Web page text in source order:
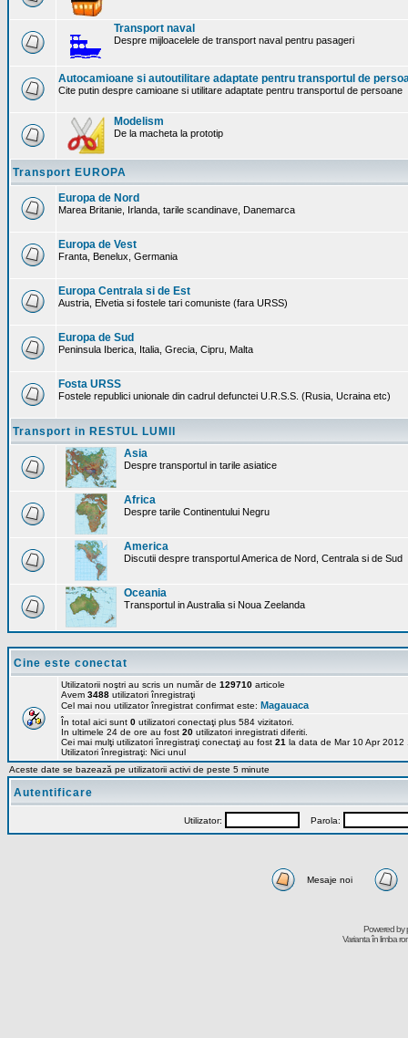
Transport naval
Despre mijloacelele de transport naval pentru pasageri
Autocamioane si autoutilitare adaptate pentru transportul de
Cite putin despre camioane si utilitare adaptate pentru transportul de persoane
Modelism
De la macheta la prototip
Transport EUROPA
Europa de Nord
Marea Britanie, Irlanda, tarile scandinave, Danemarca
Europa de Vest
Franta, Benelux, Germania
Europa Centrala si de Est
Austria, Elvetia si fostele tari comuniste (fara URSS)
Europa de Sud
Peninsula Iberica, Italia, Grecia, Cipru, Malta
Fosta URSS
Fostele republici unionale din cadrul defunctei U.R.S.S. (Rusia, Ucraina etc)
Transport in RESTUL LUMII
Asia
Despre transportul in tarile asiatice
Africa
Despre tarile Continentului Negru
America
Discutii despre transportul America de Nord, Centrala si de Sud
Oceania
Transportul in Australia si Noua Zeelanda
Cine este conectat
Utilizatorii noştri au scris un număr de 129710 articole
Avem 3488 utilizatori înregistraţi
Cel mai nou utilizator înregistrat confirmat este: Magauaca
În total aici sunt 0 utilizatori conectaţi plus 584 vizitatori.
In ultimele 24 de ore au fost 20 utilizatori inregistrati diferiti.
Cei mai mulţi utilizatori înregistraţi conectaţi au fost 21 la data de Mar 10 Apr 2012
Utilizatori înregistraţi: Nici unul
Aceste date se bazează pe utilizatorii activi de peste 5 minute
Autentificare
Utilizator: Parola:
Mesaje noi
Powered by
Varianta în limba